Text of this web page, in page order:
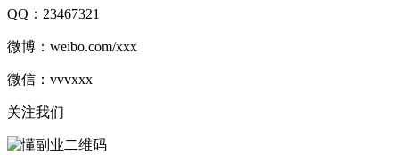
QQ：23467321
微博：weibo.com/xxx
微信：vvvxxx
关注我们